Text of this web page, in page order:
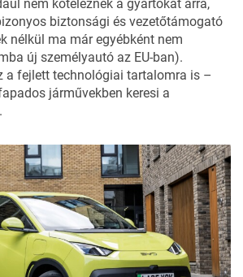
nem köteleznék a gyártókat arra,
biztonsági és vezetőtámogató
nélkül ma már egyébként nem
új személyautó az EU-ban).
a fejlett technológiai tartalomra is –
járművekben keresi a